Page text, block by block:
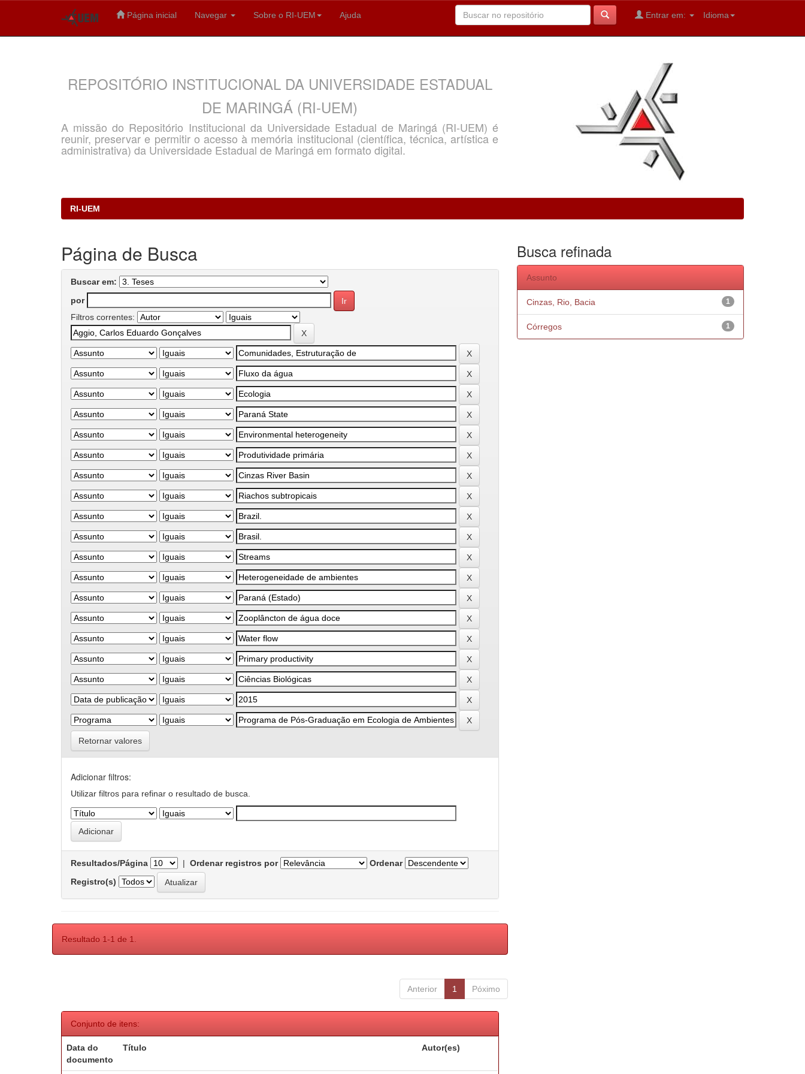
Página inicial Navegar Sobre o RI-UEM Ajuda Idioma
Entrar em:
REPOSITÓRIO INSTITUCIONAL DA UNIVERSIDADE ESTADUAL
DE MARINGÁ (RI-UEM)
A missão do Repositório Institucional da Universidade Estadual de Maringá (RI-UEM) é
reunir, preservar e permitir o acesso à memória institucional (científica, técnica, artística e
administrativa) da Universidade Estadual de Maringá em formato digital.
RI-UEM
Página de Busca
Buscar em:
por
Filtros correntes:
Retornar valores
Adicionar filtros:
Utilizar filtros para refinar o resultado de busca.
Resultados/Página | Ordenar registros por
Ordenar
Registro(s)
Resultado 1-1 de 1.
Anterior 1 Póximo
Conjunto de itens:
Data do
documento
Título Autor(es)
Busca refinada
Assunto
1
Cinzas, Rio, Bacia
1
Córregos